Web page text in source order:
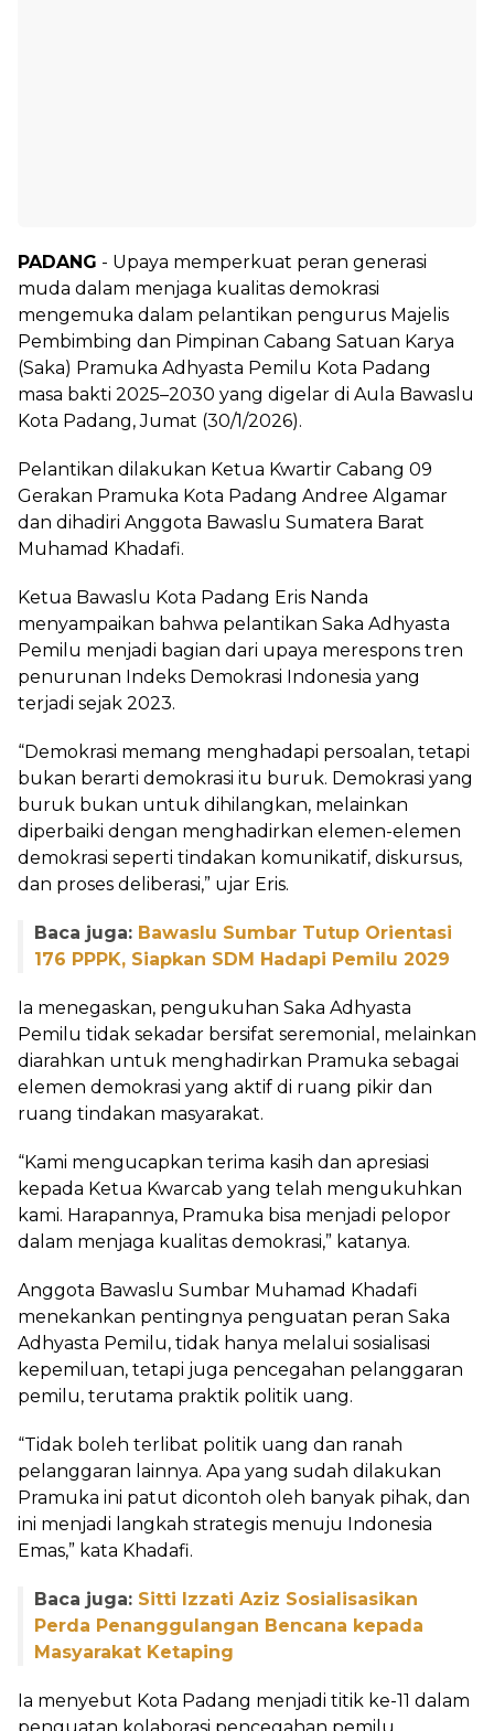
PADANG - Upaya memperkuat peran generasi
muda dalam menjaga kualitas demokrasi
mengemuka dalam pelantikan pengurus Majelis
Pembimbing dan Pimpinan Cabang Satuan Karya
(Saka) Pramuka Adhyasta Pemilu Kota Padang
masa bakti 2025–2030 yang digelar di Aula Bawaslu
Kota Padang, Jumat (30/1/2026).
Pelantikan dilakukan Ketua Kwartir Cabang 09
Gerakan Pramuka Kota Padang Andree Algamar
dan dihadiri Anggota Bawaslu Sumatera Barat
Muhamad Khadafi.
Ketua Bawaslu Kota Padang Eris Nanda
menyampaikan bahwa pelantikan Saka Adhyasta
Pemilu menjadi bagian dari upaya merespons tren
penurunan Indeks Demokrasi Indonesia yang
terjadi sejak 2023.
“Demokrasi memang menghadapi persoalan, tetapi
bukan berarti demokrasi itu buruk. Demokrasi yang
buruk bukan untuk dihilangkan, melainkan
diperbaiki dengan menghadirkan elemen-elemen
demokrasi seperti tindakan komunikatif, diskursus,
dan proses deliberasi,” ujar Eris.
Baca juga: Bawaslu Sumbar Tutup Orientasi
176 PPPK, Siapkan SDM Hadapi Pemilu 2029
Ia menegaskan, pengukuhan Saka Adhyasta
Pemilu tidak sekadar bersifat seremonial, melainkan
diarahkan untuk menghadirkan Pramuka sebagai
elemen demokrasi yang aktif di ruang pikir dan
ruang tindakan masyarakat.
“Kami mengucapkan terima kasih dan apresiasi
kepada Ketua Kwarcab yang telah mengukuhkan
kami. Harapannya, Pramuka bisa menjadi pelopor
dalam menjaga kualitas demokrasi,” katanya.
Anggota Bawaslu Sumbar Muhamad Khadafi
menekankan pentingnya penguatan peran Saka
Adhyasta Pemilu, tidak hanya melalui sosialisasi
kepemiluan, tetapi juga pencegahan pelanggaran
pemilu, terutama praktik politik uang.
“Tidak boleh terlibat politik uang dan ranah
pelanggaran lainnya. Apa yang sudah dilakukan
Pramuka ini patut dicontoh oleh banyak pihak, dan
ini menjadi langkah strategis menuju Indonesia
Emas,” kata Khadafi.
Baca juga: Sitti Izzati Aziz Sosialisasikan
Perda Penanggulangan Bencana kepada
Masyarakat Ketaping
Ia menyebut Kota Padang menjadi titik ke-11 dalam